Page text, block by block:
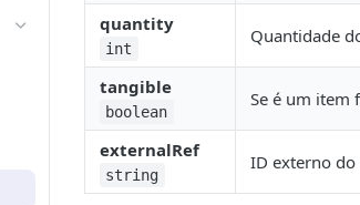
quantity
int
Quantidade
tangible
boolean
Se é um item
externalRef
string
ID externo do